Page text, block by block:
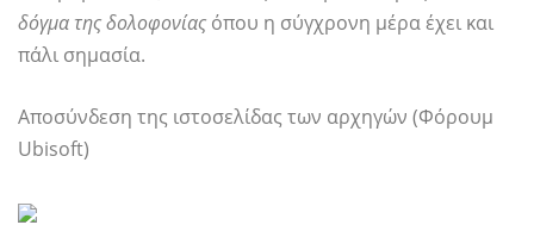
δόγμα της δολοφονίας όπου η σύγχρονη μέρα έχει και
πάλι σημασία.
Αποσύνδεση της ιστοσελίδας των αρχηγών (Φόρουμ
Ubisoft)